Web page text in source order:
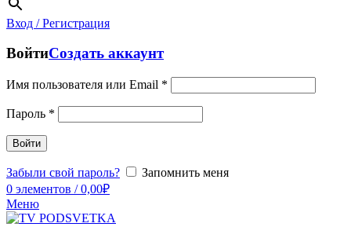
Вход / Регистрация
ВойтиСоздать аккаунт
Имя пользователя или Email *
Пароль *
Войти
Забыли свой пароль?
Запомнить меня
0 элементов / 0,00₽
Меню